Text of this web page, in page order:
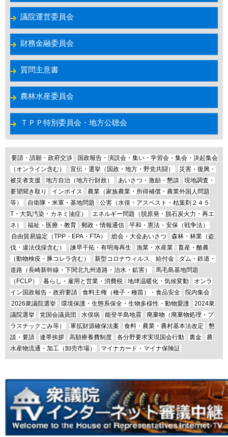
議院運営委員会
財務金融委員会
質問主意書
農林水産委員会
ＴＰＰ特別委員会・地方公聴会
要請・請願・政府交渉
国政報告・演説会・集い・学習会・集会・決起集会
（オンライン含む）
宣伝・選挙（国政・地方・野党共闘）
災害・復興・
被災者支援
地方自治（地方行財政） あいさつ・激励・懇談
現地調査・
要望聞き取り
インボイス
農業（家族農業・所得補償・農業外国人問題
等）
自衛隊・米軍・基地問題
公害（水俣・アスベスト・枯葉剤２４５
T・大気汚染・カネミ油症）
エネルギー問題（脱原発・脱石炭火力・再エ
ネ）
福祉・医療・教育 郵政・情報通信
平和・憲法・安保（戦争法）
自由貿易協定（TPP・EPA・FTA）
総会・大会あいさつ
森林・林業（盗
伐・違法伐採含む）
諫早干拓・有明海再生 漁業・水産業
畜産・酪農
（動物検疫・豚コレラ含む）
新型コロナウィルス、給付金
ダム・鉄道・
道路（長崎新幹線・下関北九州道路・治水・鉱害）
馬毛島基地問題
（FCLP）
暮らし・雇用と営業・消費税 地球温暖化・気候変動
オンラ
イン国政報告・政府要請
食料主権（種子・種苗）・食品安全
院内集会
2026衆議院選挙
環境保護・生態系保全・生物多様性・動物愛護
2024衆
議院選挙
党国会議員団 水俣病 能登半島地震
廃棄物（廃棄物処理・プ
ラスチックごみ等）
軍拡財源確保法案 食料・農業・農村基本法改定
懇
談・要請
連帯挨拶 高額療養費制度 各分野要求実現国会行動 裏金
農
水産物流通・加工（卸売市場）
マイナカード・マイナ保険証